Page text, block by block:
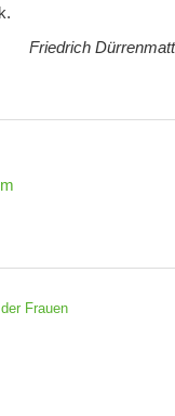
Friedrich Dürrenmatt
Frauen